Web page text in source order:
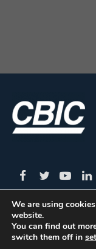
CBIC | SBN
Armando
We are using
website.
You can find out
switch them off in